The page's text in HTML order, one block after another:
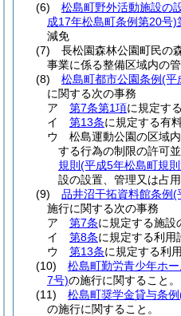
(6)
松島町野外活動施設の
成17年松島町条例第20号)
減免
(7)
長松園森林公園町民の
事業に係る整備区域内の
(8)
松島町都市公園条例(平
に関する次の事務
ア
第7条第1項に規定す
イ
第13条に規定する有
ウ
松島運動公園の区域
する行為の制限の許可
規則 (平成5年松島町規
設の設置、管理又は占
(9)
品井沼干拓資料館条例(
施行に関する次の事務
ア
第7条に規定する施設
イ
第8条に規定する利用
ウ
第13条に規定する利
(10)
松島町勤労青少年ホー
7号)の施行に関すること。
(11)
松島町奨学金貸与条例
の施行に関すること。